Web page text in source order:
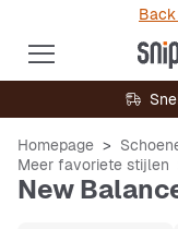
Homepage
Meer favoriete stijlen
New